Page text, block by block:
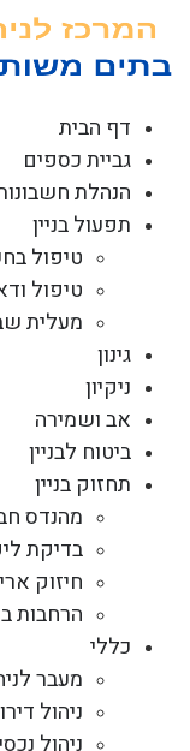
דף הבית
גביית כספים
הנהלת חשבונות
תפעול בניין
טיפול
טיפול
מעלית
גינון
ניקיון
אב ושמירה
ביטוח לבניין
תחזוק בניין
מהנדס
בדיקת
חיזוק
הרחבות
כללי
מעבר
ניהול
ניהול